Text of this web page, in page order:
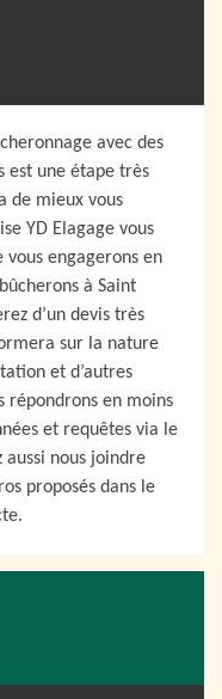
avec des
est une étape très
de mieux vous
YD Elagage vous
engagerons en
à Saint
d’un devis très
sur la nature
et d’autres
répondrons en moins
et requêtes via le
nous joindre
proposés dans le